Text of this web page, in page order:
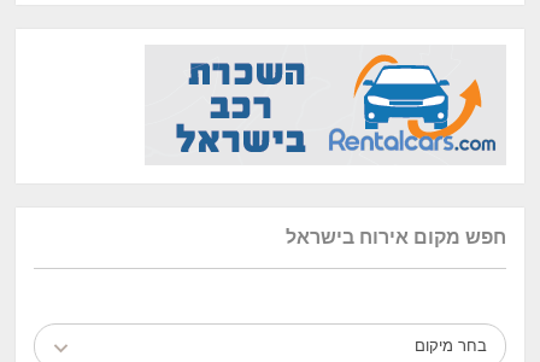
חפש מקום אירוח בישראל
בחר מיקום